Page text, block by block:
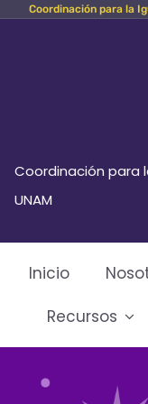
Skip Coordinación para la
Coordinación para
UNAM
Inicio
Recursos